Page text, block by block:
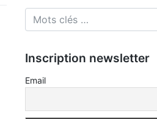
Inscription newsletter
Email